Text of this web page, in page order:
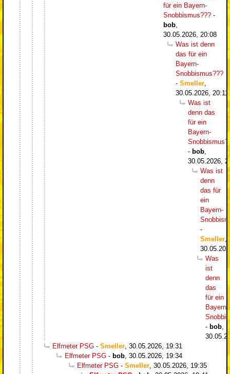
für ein Bayern-
Snobbismus??? -
bob
30.05.2026, 20:08
Was ist denn
das für ein
Bayern-
Snobbismus???
- Smeller
30.05.2026, 20:11
Was ist
denn das
für ein
Bayern-
- bob
30.05.2026,
Was ist
denn
das für
ein
Bayern-
-
Smeller
Was
ist
denn
das
für ein
Bayern-
- bob
Elfmeter PSG - Smeller 30.05.2026, 19:31
Elfmeter PSG - bob 30.05.2026, 19:34
Elfmeter PSG - Smeller 30.05.2026, 19:35